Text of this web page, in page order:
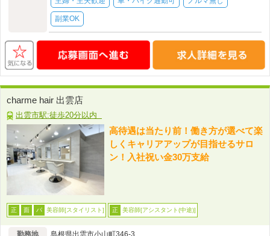
副業OK
charme hair 出雲店
出雲市駅:徒歩20分以内
高待遇は当たり前！働き方が選べて楽
しくキャリアアップが目指せるサロ
ン！入社祝い金30万支給
正 面 パ 美容師[スタイリスト] 正 美容師[アシスタント(中途)]
勤務地 島根県出雲市小山町346-3